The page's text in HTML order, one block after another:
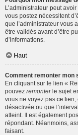
L’administrateur peut
vous postez nécessitent
que l’administrateur vous
être validés avant d’être
d’informations.
Haut
Comment remonter mon
En cliquant sur le lien «
pouvez remonterle sujet
vous ne voyez pas ce
désactivée ou que
atteint. Il est également
répondant. Néanmoins,
faisant.